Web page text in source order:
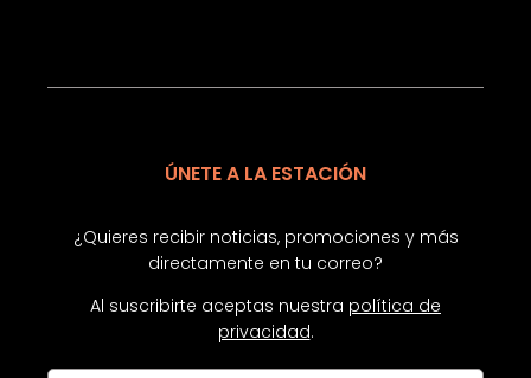
ÚNETE A LA ESTACIÓN
¿Quieres recibir noticias, promociones y más
directamente en tu correo?
Al suscribirte aceptas nuestra política de
privacidad.